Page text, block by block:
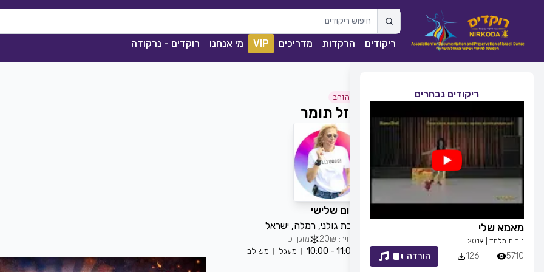
ריקודים הרקדות מדריכים VIP מי אנחנו רוקדים - נרקודה
ריקודים נבחרים
מאמא שלי
נורית מלמד 2019
5710
126 הורדה
זמן לחייך
רפי זיו|
2013
7053
83
1841
0 הורדה
גיל הזהב
מזל תומר
כל יום שלישי
חטיבת גולני, רמלה, ישראל
מחיר: 20₪
מזגן: כן
11:00 - 10:00
מעגל משולב